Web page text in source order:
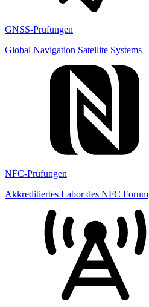
GNSS-Prüfungen
Global Navigation Satellite Systems
NFC-Prüfungen
Akkreditiertes Labor des NFC Forum